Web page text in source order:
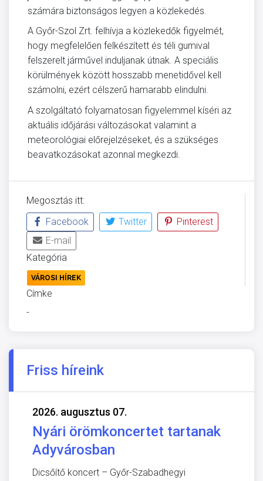
számára biztonságos legyen a közlekedés.
A Győr-Szol Zrt. felhívja a közlekedők figyelmét,
hogy megfelelően felkészített és téli gumival
felszerelt járművel induljanak útnak. A speciális
körülmények között hosszabb menetidővel kell
számolni, ezért célszerű hamarabb elindulni.
A szolgáltató folyamatosan figyelemmel kíséri az
aktuális időjárási változásokat valamint a
meteorológiai előrejelzéseket, és a szükséges
beavatkozásokat azonnal megkezdi.
Megosztás itt:
Facebook
Twitter
Pinterest
E-mail
Kategória
VÁROSI HÍREK
Címke
-
Friss híreink
2026. augusztus 07.
Nyári örömkoncertet tartanak
Adyvárosban
Dicsőítő koncert – Győr-Szabadhegyi